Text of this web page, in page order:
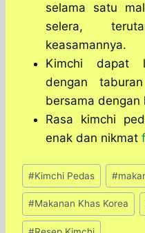
selama satu
selera,
keasamannya.
Kimchi dapat
dengan
bersama dengan
Rasa kimchi
enak dan nikmat
Post
Tags:
#Kimchi Pedas #
#Makanan Khas Korea